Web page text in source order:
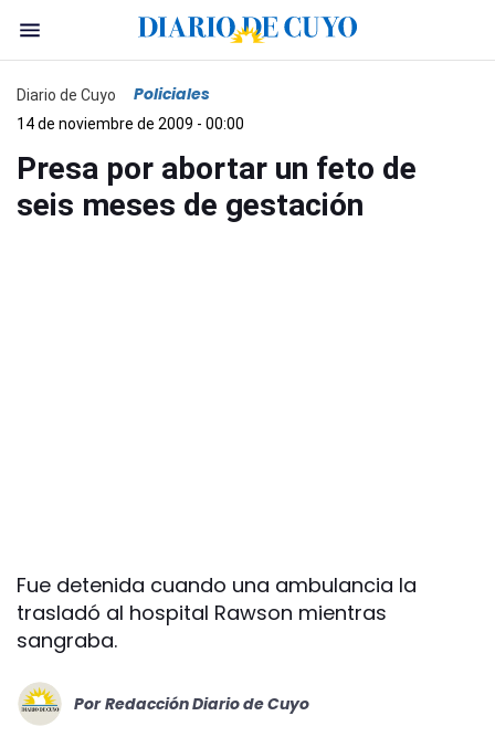
Diario de Cuyo Policiales
14 de noviembre de 2009 - 00:00
Presa por abortar un feto de
seis meses de gestación
Fue detenida cuando una ambulancia la
trasladó al hospital Rawson mientras
sangraba.
Por Redacción Diario de Cuyo